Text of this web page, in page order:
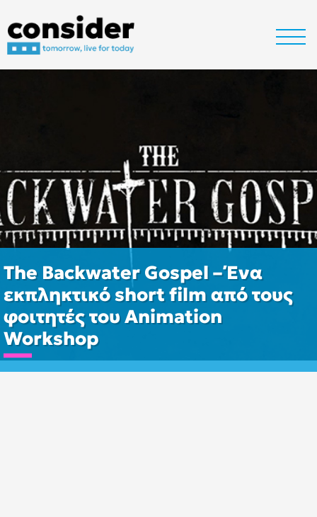
The Backwater Gospel – Ένα
εκπληκτικό short film από τους
φοιτητές του Animation
Workshop